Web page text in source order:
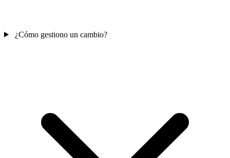
¿Cómo gestiono un cambio?